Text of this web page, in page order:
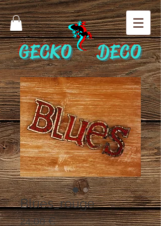
GECKO DECO
Blues_rouge
24,00 €Prix